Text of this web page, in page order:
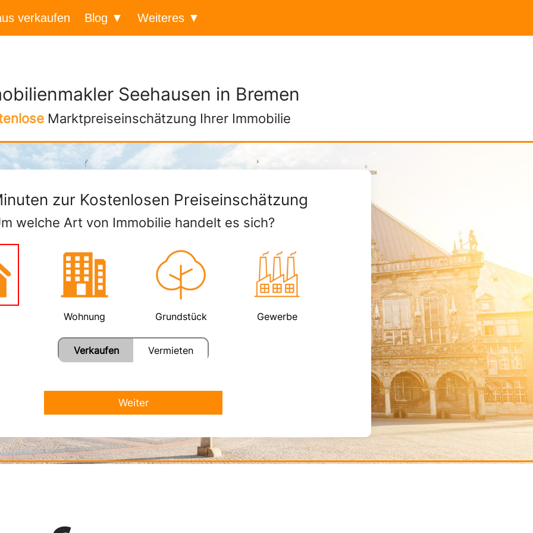
verkaufen Blog Weiteres
Seehausen in Bremen
Marktpreiseinschätzung Ihrer Immobilie
zur Kostenlosen Preiseinschätzung
welche Art von Immobilie handelt es sich?
Wohnung Grundstück Gewerbe
Verkaufen Vermieten
Weiter